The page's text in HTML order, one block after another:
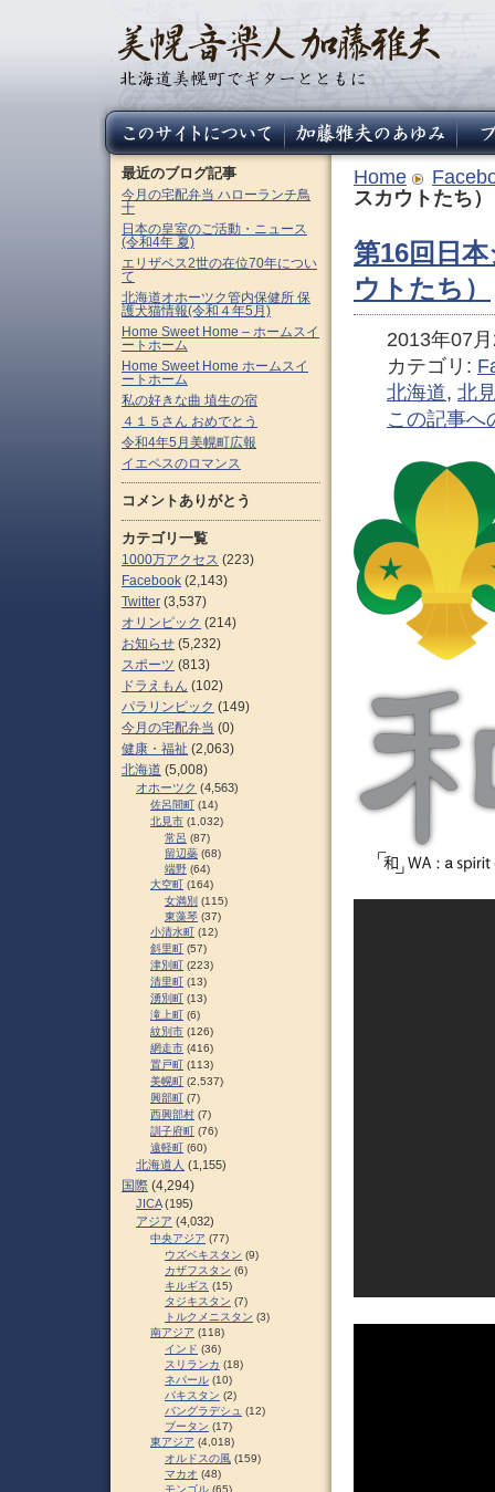
Home
スカウトたち）
第16回日
ウトたち）
2013年07
カテゴリ:
北海道, 北
この記事へ
最近のブログ記事
今月の宅配弁当 ハローランチ鳥
十
日本の皇室のご活動・ニュース
(令和4年 夏)
エリザベス2世の在位70年につい
て
北海道オホーツク管内保健所 保
護犬猫情報(令和４年5月)
Home Sweet Home – ホームスイ
ートホーム
Home Sweet Home ホームスイ
ートホーム
私の好きな曲 埴生の宿
４１５さん おめでとう
令和4年5月美幌町広報
イエペスのロマンス
コメントありがとう
カテゴリ一覧
1000万アクセス (223)
Facebook (2,143)
Twitter (3,537)
オリンピック (214)
お知らせ (5,232)
スポーツ (813)
ドラえもん (102)
パラリンピック (149)
今月の宅配弁当 (0)
健康・福祉 (2,063)
北海道 (5,008)
オホーツク (4,563)
佐呂間町 (14)
北見市 (1,032)
常呂 (87)
留辺蘂 (68)
端野 (64)
大空町 (164)
女満別 (115)
東藻琴 (37)
小清水町 (12)
斜里町 (57)
津別町 (223)
清里町 (13)
湧別町 (13)
滝上町 (6)
紋別市 (126)
網走市 (416)
置戸町 (113)
美幌町 (2,537)
興部町 (7)
西興部村 (7)
訓子府町 (76)
遠軽町 (60)
北海道人 (1,155)
国際 (4,294)
JICA(195)
アジア (4,032)
中央アジア (77)
ウズベキスタン (9)
カザフスタン (6)
キルギス (15)
タジキスタン (7)
トルクメニスタン (3)
南アジア (118)
インド (36)
スリランカ (18)
ネパール (10)
パキスタン (2)
バングラデシュ (12)
ブータン (17)
東アジア (4,018)
オルドスの風 (159)
マカオ (48)
モンゴル (65)